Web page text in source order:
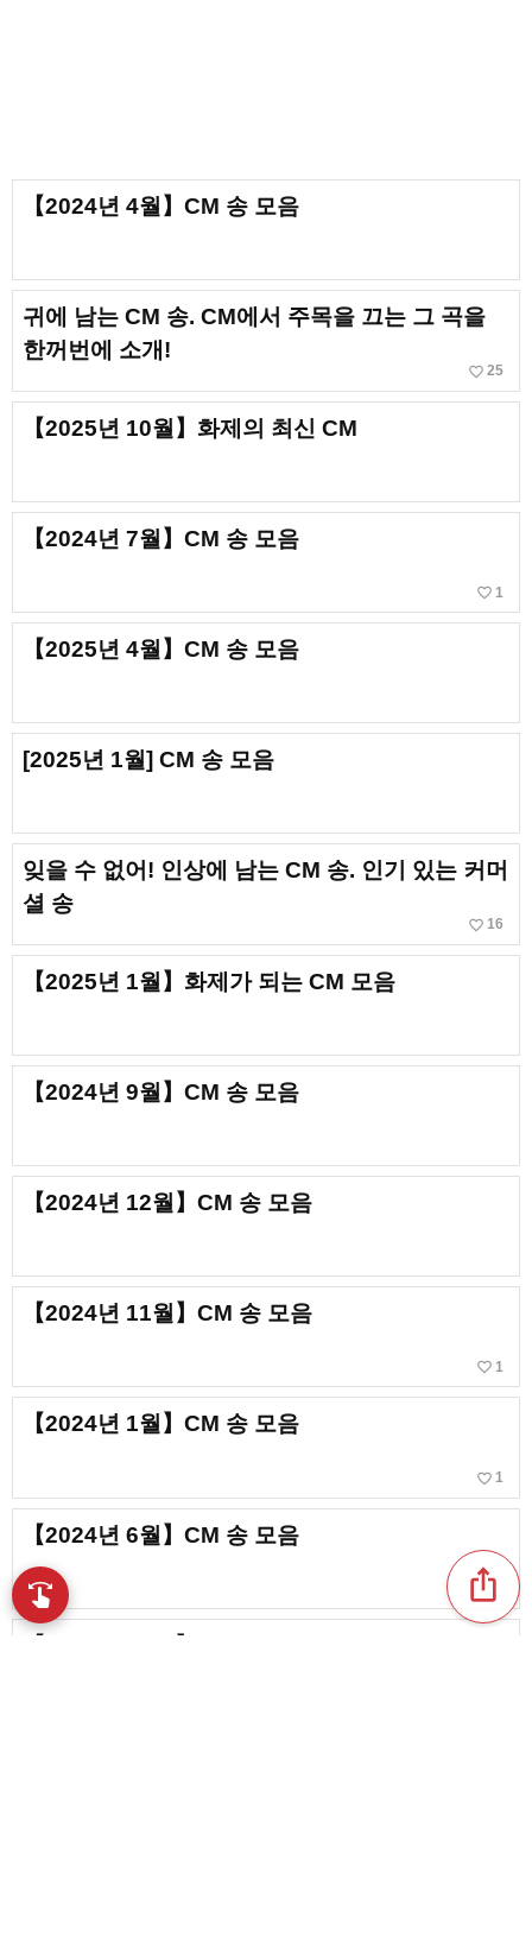
【2024년 4월】CM 송 모음
귀에 남는 CM 송. CM에서 주목을 끄는 그 곡을
한꺼번에 소개!
favorite_border 25
【2025년 10월】화제의 최신 CM
【2024년 7월】CM 송 모음
favorite_border 1
【2025년 4월】CM 송 모음
[2025년 1월] CM 송 모음
잊을 수 없어! 인상에 남는 CM 송. 인기 있는 커머
셜 송
favorite_border 16
【2025년 1월】화제가 되는 CM 모음
【2024년 9월】CM 송 모음
【2024년 12월】CM 송 모음
【2024년 11월】CM 송 모음
favorite_border 1
【2024년 1월】CM 송 모음
favorite_border 1
【2024년 6월】CM 송 모음
ios_share
swipe 손끝으로 음악을 탐색